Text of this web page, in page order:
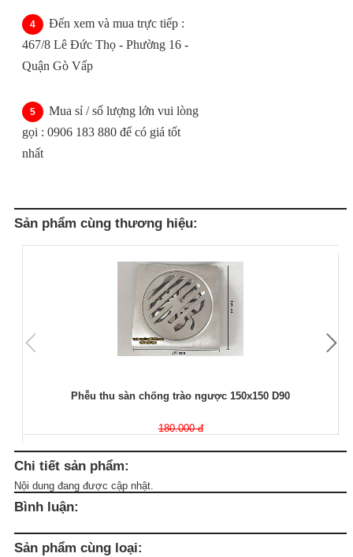
Đến xem và mua trực tiếp :
467/8 Lê Đức Thọ - Phường 16 -
Quận Gò Vấp
Mua sỉ / số lượng lớn vui lòng
gọi : 0906 183 880 để có giá tốt
nhất
Sản phẩm cùng thương hiệu:
Phễu thu sàn chống trào ngược 150x150 D90
180.000 đ
Chi tiết sản phẩm:
Nội dung đang được cập nhật.
Bình luận:
Sản phẩm cùng loại: